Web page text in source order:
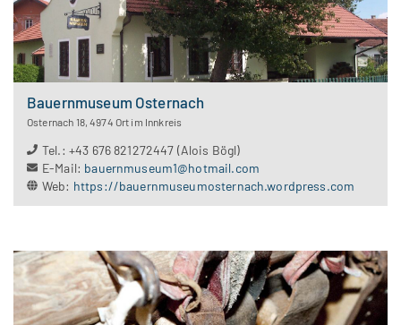
Bauernmuseum Osternach
Osternach 18,4974 Ort im Innkreis
Tel.: +43 676 821272447 (Alois Bögl)
E-Mail: bauernmuseum1@hotmail.com
Web: https://bauernmuseumosternach.wordpress.com